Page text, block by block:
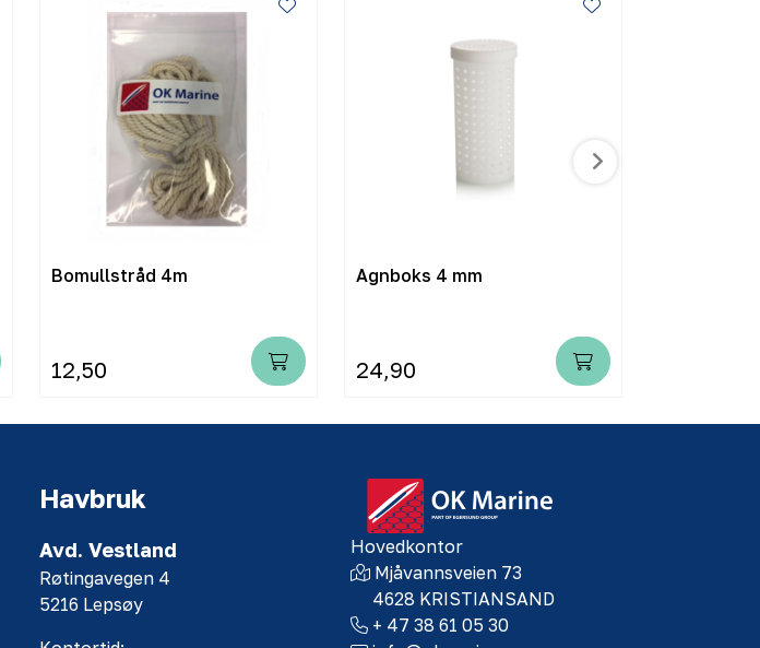
Bomullstråd 4m
12,50
Agnboks 4 mm
24,90
Havbruk
Avd. Vestland
Røtingavegen 4
5216 Lepsøy
Hovedkontor
Mjåvannsveien 73
4628 KRISTIANSAND
+ 47 38 61 05 30